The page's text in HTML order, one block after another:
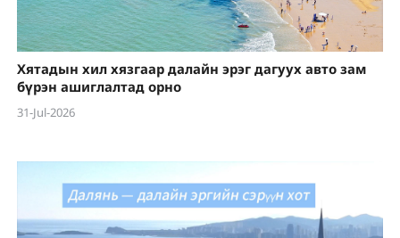
Хятадын хил хязгаар далайн эрэг дагуух авто зам
бүрэн ашиглалтад орно
31-Jul-2026